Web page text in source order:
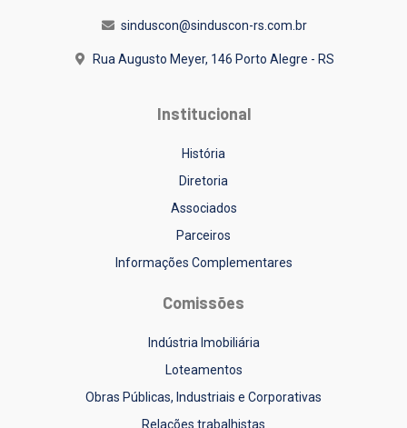
sinduscon@sinduscon-rs.com.br
Rua Augusto Meyer, 146 Porto Alegre - RS
Institucional
História
Diretoria
Associados
Parceiros
Informações Complementares
Comissões
Indústria Imobiliária
Loteamentos
Obras Públicas, Industriais e Corporativas
Relações trabalhistas